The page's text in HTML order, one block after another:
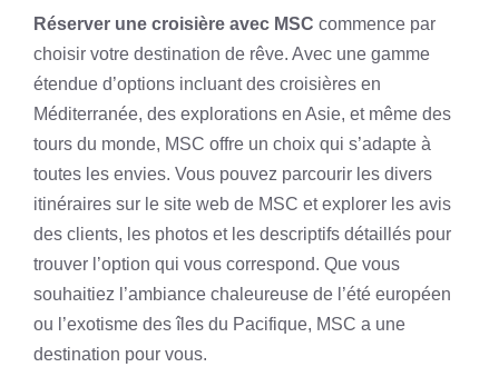
Réserver une croisière avec MSC commence par
choisir votre destination de rêve. Avec une gamme
étendue d’options incluant des croisières en
Méditerranée, des explorations en Asie, et même des
tours du monde, MSC offre un choix qui s’adapte à
toutes les envies. Vous pouvez parcourir les divers
itinéraires sur le site web de MSC et explorer les avis
des clients, les photos et les descriptifs détaillés pour
trouver l’option qui vous correspond. Que vous
souhaitiez l’ambiance chaleureuse de l’été européen
ou l’exotisme des îles du Pacifique, MSC a une
destination pour vous.